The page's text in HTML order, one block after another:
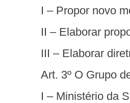
I – Propor novo
II – Elaborar
III – Elaborar
Art. 3º O Grupo
I – Ministério da